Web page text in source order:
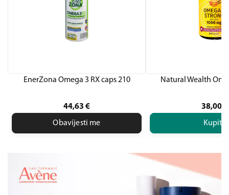
EnerZona Omega 3 RX caps 210
44,63 €
Obavijesti me
Natural Wealth
38,00
Kupite